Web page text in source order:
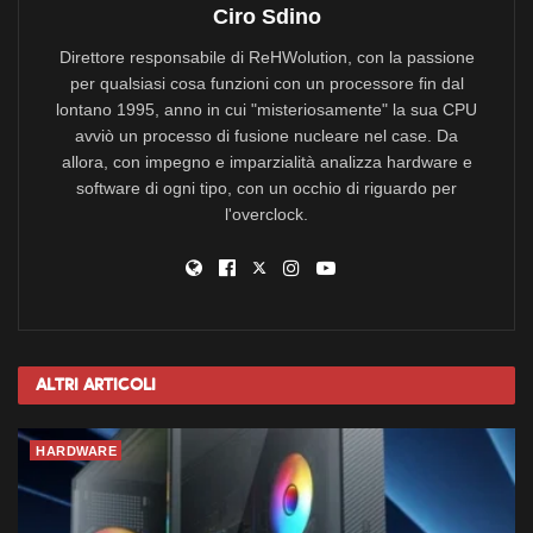
ASRock Fatal1ty X470 Gaming K4 (2700)
ASRock X470 Master SLI (2700)
ASRock Z390 Phantom Gaming 7 (i9 9900K)
ASRock Z390 Phantom Gaming 9 (i9 9900K)
ASRock Fatal1ty AB350 Gaming K4 (1600)
ASRock Z390 Taichi Ultimate (i7 8700K)
ASRock Z390 Phantom Gaming-ITX/ac (i7 8700K)
ASRock Z370 Taichi (i7 8700K)
Ciro Sdino
Direttore responsabile di ReHWolution, con la passione
per qualsiasi cosa funzioni con un processore fin dal
lontano 1995, anno in cui "misteriosamente" la sua CPU
avviò un processo di fusione nucleare nel case. Da
allora, con impegno e imparzialità analizza hardware e
software di ogni tipo, con un occhio di riguardo per
l'overclock.
Altri Articoli
HARDWARE